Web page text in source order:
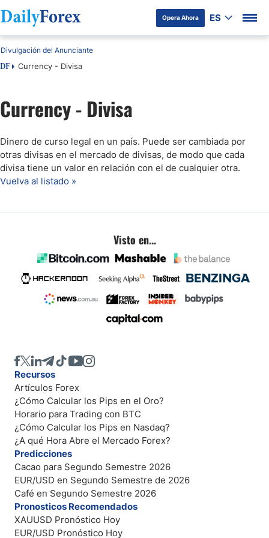
Opera Ahora ES
DF Currency - Divisa
Divulgación del Anunciante
Currency - Divisa
Dinero de curso legal en un país. Puede ser cambiada por
otras divisas en el mercado de divisas, de modo que cada
divisa tiene un valor en relación con el de cualquier otra.
Vuelva al listado »
Visto en...
Recursos
Artículos Forex
¿Cómo Calcular los Pips en el Oro?
Horario para Trading con BTC
¿Cómo Calcular los Pips en Nasdaq?
¿A qué Hora Abre el Mercado Forex?
Predicciones
Cacao para Segundo Semestre 2026
EUR/USD en Segundo Semestre de 2026
Café en Segundo Semestre 2026
Pronosticos Recomendados
XAUUSD Pronóstico Hoy
EUR/USD Pronóstico Hoy